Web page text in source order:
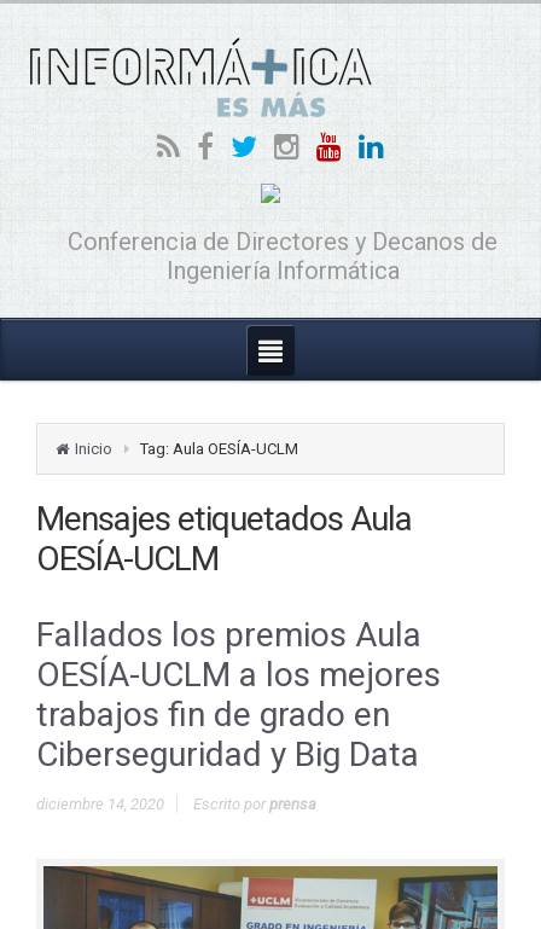
Conferencia de Directores y Decanos de
Ingeniería Informática
Inicio Tag: Aula OESÍA-UCLM
Mensajes etiquetados Aula
OESÍA-UCLM
Fallados los premios Aula
OESÍA-UCLM a los mejores
trabajos fin de grado en
Ciberseguridad y Big Data
diciembre 14, 2020 Escrito porprensa